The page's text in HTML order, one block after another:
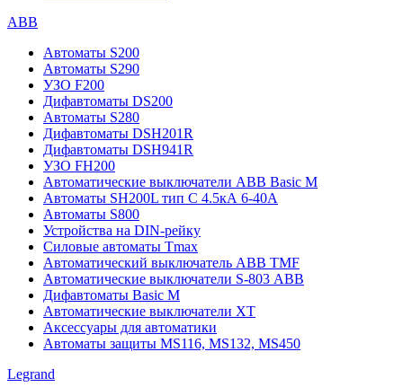
ABB
Автоматы S200
Автоматы S290
УЗО F200
Дифавтоматы DS200
Автоматы S280
Дифавтоматы DSH201R
Дифавтоматы DSH941R
УЗО FH200
Автоматические выключатели ABB Basic M
Автоматы SH200L тип С 4.5кА 6-40А
Автоматы S800
Устройства на DIN-рейку
Силовые автоматы Tmax
Автоматический выключатель ABB TMF
Автоматические выключатели S-803 АВВ
Дифавтоматы Basic M
Автоматические выключатели XT
Аксессуары для автоматики
Автоматы защиты MS116, MS132, MS450
Legrand